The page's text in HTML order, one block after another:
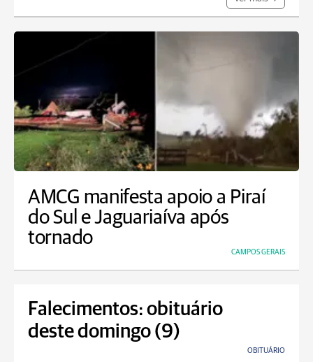
AMCG manifesta apoio a Piraí
do Sul e Jaguariaíva após
tornado
CAMPOS GERAIS
Falecimentos: obituário
deste domingo (9)
OBITUÁRIO